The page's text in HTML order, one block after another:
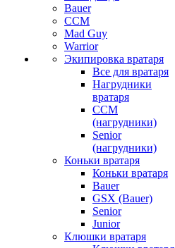
Bauer
CCM
Mad Guy
Warrior
Экипировка вратаря
Все для вратаря
Нагрудники
вратаря
CCM
(нагрудники)
Senior
(нагрудники)
Коньки вратаря
Коньки вратаря
Bauer
GSX (Bauer)
Senior
Junior
Клюшки вратаря